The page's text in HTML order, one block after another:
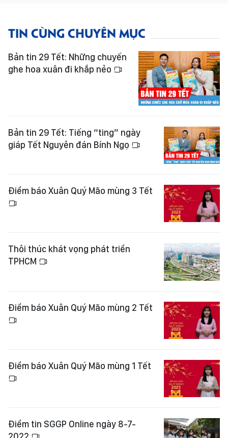
TIN CÙNG CHUYÊN MỤC
Bản tin 29 Tết: Những chuyến
ghe hoa xuân đi khắp nẻo
Bản tin 29 Tết: Tiếng “ting” ngày
giáp Tết Nguyên đán Bính Ngọ
Điểm báo Xuân Quý Mão mùng 3 Tết
Thôi thúc khát vọng phát triển
TPHCM
Điểm báo Xuân Quý Mão mùng 2 Tết
Điểm báo Xuân Quý Mão mùng 1 Tết
Điểm tin SGGP Online ngày 8-7-